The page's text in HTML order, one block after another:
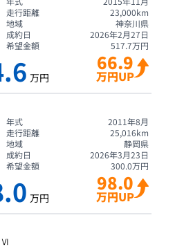
走行距離
23,000km
地域
神奈川県
成約日
2026年2月27日
希望金額
517.7万円
万円
66.9
万円UP
年式
2011年8月
走行距離
25,016km
地域
静岡県
成約日
2026年3月23日
希望金額
300.0万円
万円
98.0
万円UP
Ⅵ